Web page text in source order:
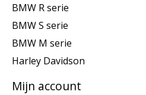
BMW R serie
BMW S serie
BMW M serie
Harley Davidson
Mijn account